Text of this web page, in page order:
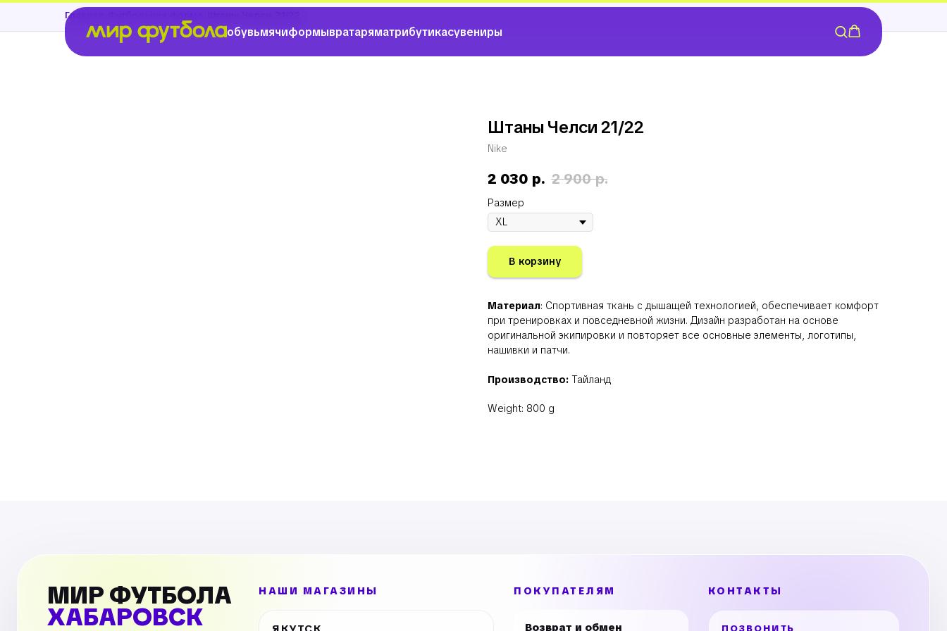
обувьмячиформывратаряматрибутикасувениры
Главная
Штаны Челси 21/22
Nike
2 030 р. 2 900 р.
Размер
В корзину
Материал: Спортивная ткань с дышащей технологией, обеспечивает комфорт
при тренировках и повседневной жизни. Дизайн разработан на основе
оригинальной экипировки и повторяет все основные элементы, логотипы,
нашивки и патчи.
Производство: Тайланд
Weight: 800 g
МИР ФУТБОЛА
ХАБАРОВСК
НАШИ МАГАЗИНЫ ПОКУПАТЕЛЯМ
Возврат и обмен
КОНТАКТЫ
ПОЗВОНИТЬ